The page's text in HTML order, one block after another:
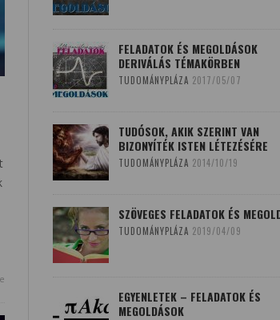
FELADATOK ÉS MEGOLDÁSOK
DERIVÁLÁS TÉMAKÖRBEN
TUDOMÁNYPLÁZA 2017/05/07
TUDÓSOK, AKIK SZERINT VAN
BIZONYÍTÉK ISTEN LÉTEZÉSÉRE
TUDOMÁNYPLÁZA 2014/10/19
SZÖVEGES FELADATOK ÉS
TUDOMÁNYPLÁZA 2019/04/09
EGYENLETEK – FELADATOK ÉS
MEGOLDÁSOK